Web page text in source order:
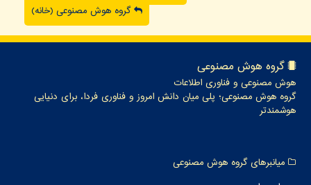
گروه هوش مصنوعی (خانه)
گروه هوش مصنوعی
هوش مصنوعی و فناوری اطلاعات
گروه هوش مصنوعی؛ پلی میان دانش امروز و فناوری فردا، برای دنیایی
هوشمندتر
میانبرهای گروه هوش مصنوعی